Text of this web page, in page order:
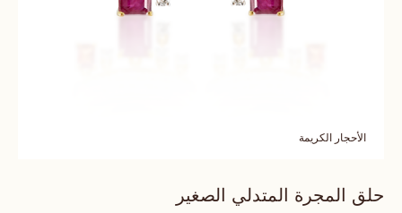
الأحجار الكريمة
حلق المجرة المتدلي الصغير